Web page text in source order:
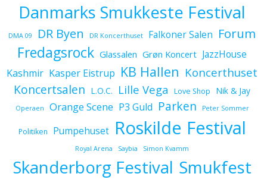
Danmarks Smukkeste Festival
DMA 09 DR Byen DR Koncerthuset Falkoner Salen Forum
Fredagsrock Glassalen Grøn Koncert JazzHouse
Kashmir Kasper Eistrup KB Hallen Koncerthuset
Koncertsalen L.O.C. Lille Vega Love Shop Nik & Jay
Operaen Orange Scene P3 Guld Parken Peter Sommer
Politiken Pumpehuset Roskilde Festival
Royal Arena Saybia Simon Kvamm
Skanderborg Festival Smukfest